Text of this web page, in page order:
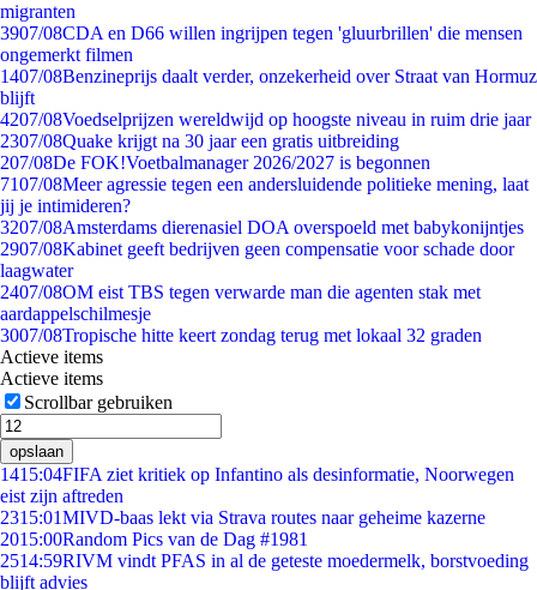
migranten
3907/08CDA en D66 willen ingrijpen tegen 'gluurbrillen' die mensen
ongemerkt filmen
1407/08Benzineprijs daalt verder, onzekerheid over Straat van Hormuz
blijft
4207/08Voedselprijzen wereldwijd op hoogste niveau in ruim drie jaar
2307/08Quake krijgt na 30 jaar een gratis uitbreiding
207/08De FOK!Voetbalmanager 2026/2027 is begonnen
7107/08Meer agressie tegen een andersluidende politieke mening, laat
jij je intimideren?
3207/08Amsterdams dierenasiel DOA overspoeld met babykonijntjes
2907/08Kabinet geeft bedrijven geen compensatie voor schade door
laagwater
2407/08OM eist TBS tegen verwarde man die agenten stak met
aardappelschilmesje
3007/08Tropische hitte keert zondag terug met lokaal 32 graden
Actieve items
Actieve items
Scrollbar gebruiken
opslaan
1415:04FIFA ziet kritiek op Infantino als desinformatie, Noorwegen
eist zijn aftreden
2315:01MIVD-baas lekt via Strava routes naar geheime kazerne
2015:00Random Pics van de Dag #1981
2514:59RIVM vindt PFAS in al de geteste moedermelk, borstvoeding
blijft advies